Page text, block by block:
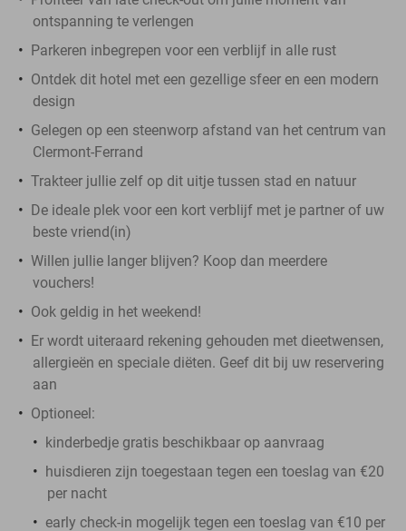
ontspanning te verlengen
Parkeren inbegrepen voor een verblijf in alle rust
Ontdek dit hotel met een gezellige sfeer en een modern
design
Gelegen op een steenworp afstand van het centrum van
Clermont-Ferrand
Trakteer jullie zelf op dit uitje tussen stad en natuur
De ideale plek voor een kort verblijf met je partner of uw
beste vriend(in)
Willen jullie langer blijven? Koop dan meerdere
vouchers!
Ook geldig in het weekend!
Er wordt uiteraard rekening gehouden met dieetwensen,
allergieën en speciale diëten. Geef dit bij uw reservering
aan
Optioneel:
kinderbedje gratis beschikbaar op aanvraag
huisdieren zijn toegestaan tegen een toeslag van €20
per nacht
early check-in mogelijk tegen een toeslag van €10 per